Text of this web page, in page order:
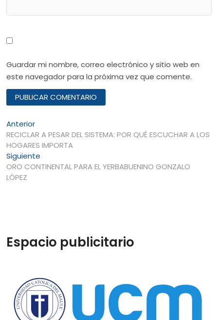
Guardar mi nombre, correo electrónico y sitio web en
este navegador para la próxima vez que comente.
Navegación
de
entradas
AnteriorEntrada
anterior:
RECICLAR A PESAR DEL SISTEMA: POR QUÉ ESCUCHAR A LOS
HOGARES IMPORTA
Siguiente
siguiente:
ORO CONTINENTAL PARA EL YERBABUENINO GONZALO
LÓPEZ
Espacio publicitario